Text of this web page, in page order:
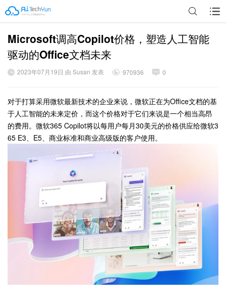
广告
Microsoft调高Copilot价格，塑造人工智能
驱动的Office文档未来
2023年07月19日 由 Susan 发表 970936 0
对于打算采用微软最新技术的企业来说，微软正在为Office文档的基
于人工智能的未来定价，而这个价格对于它们来说是一个相当高昂
的费用。微软365 Copilot将以每用户每月30美元的价格供应给微软3
65 E3、E5、商业标准和商业高级版的客户使用。